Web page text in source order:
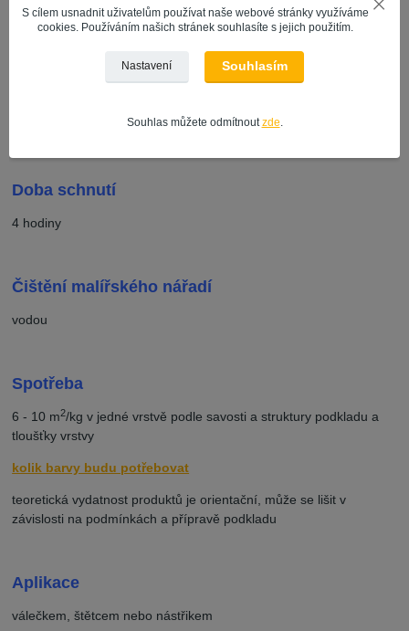
Použití
cementové nebo vápenocementové
zdivo, dřevovláknité desky, betonové panely, sádrové
Doba schnutí
4 hodiny
Čištění malířského nářadí
vodou
Spotřeba
6 - 10 m2/kg v jedné vrstvě podle savosti a struktury podkladu a
tloušťky vrstvy
kolik barvy budu potřebovat
teoretická vydatnost produktů je orientační, může se lišit v
závislosti na podmínkách a přípravě podkladu
Aplikace
válečkem, štětcem nebo nástřikem
S cílem usnadnit uživatelům používat naše webové stránky využíváme
cookies. Používáním našich stránek souhlasíte s jejich použitím.
Nastavení Souhlasím
Souhlas můžete odmítnoutzde.